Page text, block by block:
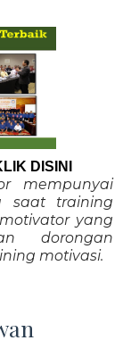
DISINI
mempunyai
saat training
yang
dorongan
motivasi.